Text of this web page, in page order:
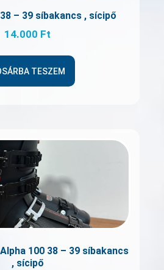
– 39 síbakancs , sícipő
14.000 Ft
TESZEM
100 38 – 39 síbakancs
, sícipő